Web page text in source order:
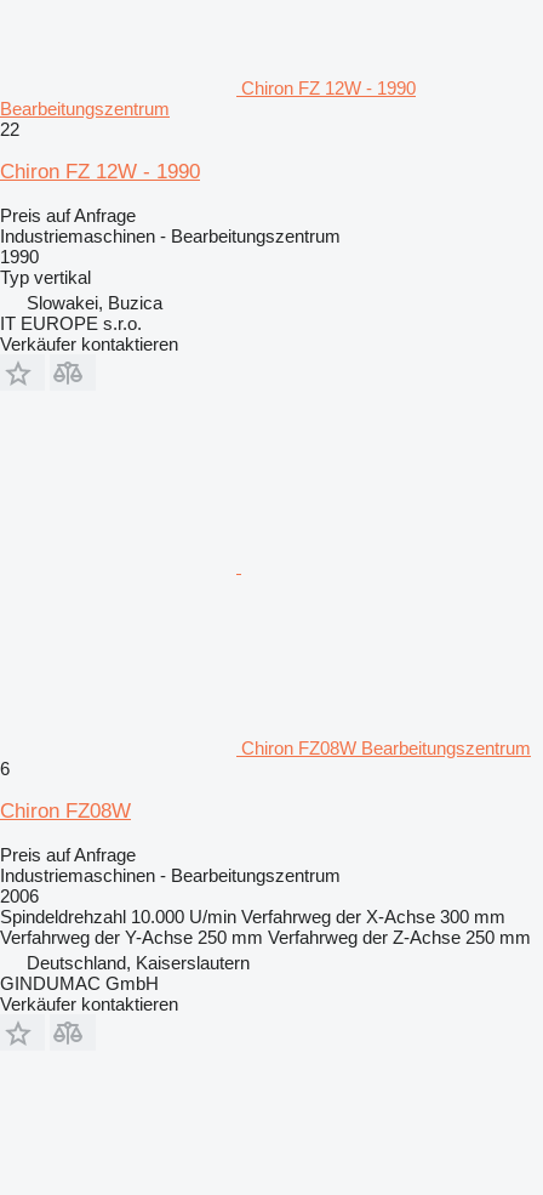
Chiron FZ 12W - 1990
Bearbeitungszentrum
22
Chiron FZ 12W - 1990
Preis auf Anfrage
Industriemaschinen - Bearbeitungszentrum
1990
Typ vertikal
Slowakei, Buzica
IT EUROPE s.r.o.
Verkäufer kontaktieren
Chiron FZ08W Bearbeitungszentrum
6
Chiron FZ08W
Preis auf Anfrage
Industriemaschinen - Bearbeitungszentrum
2006
Spindeldrehzahl 10.000 U/min Verfahrweg der X-Achse 300 mm
Verfahrweg der Y-Achse 250 mm Verfahrweg der Z-Achse 250 mm
Deutschland, Kaiserslautern
GINDUMAC GmbH
Verkäufer kontaktieren